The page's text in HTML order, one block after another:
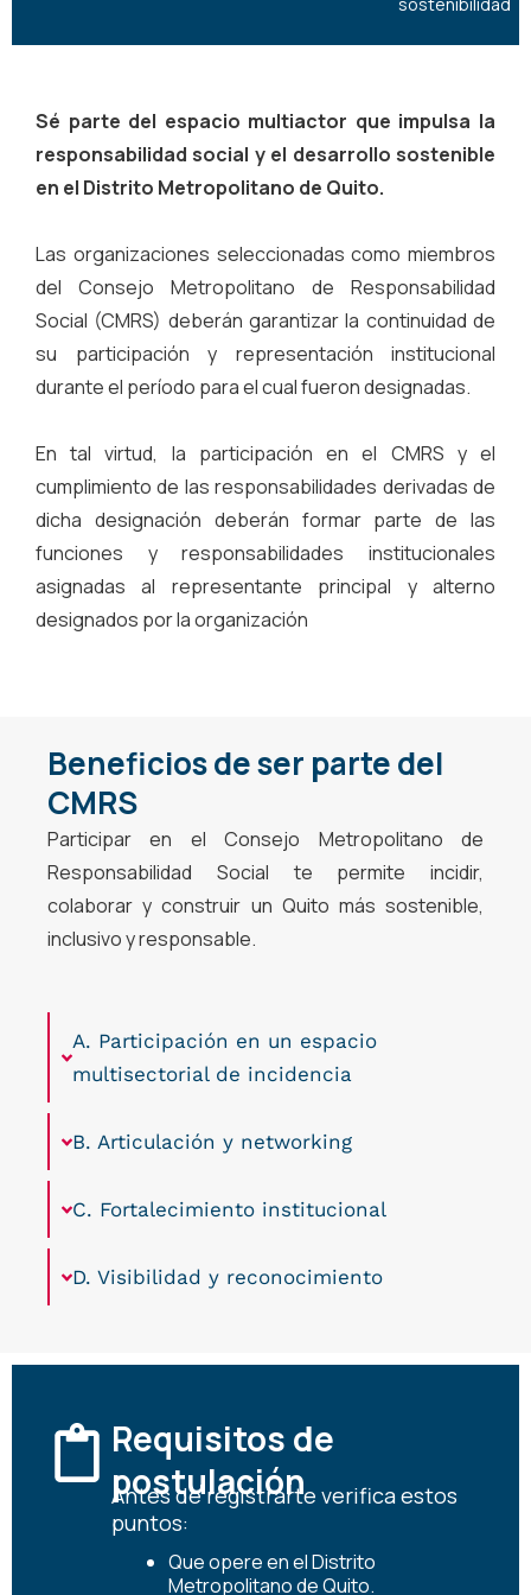
Sé parte del espacio multiactor que impulsa la
responsabilidad social y el desarrollo sostenible
en el Distrito Metropolitano de Quito.
Las organizaciones seleccionadas como miembros
del Consejo Metropolitano de Responsabilidad
Social (CMRS) deberán garantizar la continuidad de
su participación y representación institucional
durante el período para el cual fueron designadas.
En tal virtud, la participación en el CMRS y el
cumplimiento de las responsabilidades derivadas de
dicha designación deberán formar parte de las
funciones y responsabilidades institucionales
asignadas al representante principal y alterno
designados por la organización
Beneficios de ser parte del
CMRS
Participar en el Consejo Metropolitano de
Responsabilidad Social te permite incidir,
colaborar y construir un Quito más sostenible,
inclusivo y responsable.
A. Participación en un espacio
multisectorial de incidencia
B. Articulación y networking
C. Fortalecimiento institucional
D. Visibilidad y reconocimiento
Requisitos de
postulación
Antes de registrarte verifica estos
puntos:
Que opere en el Distrito
Metropolitano de Quito.